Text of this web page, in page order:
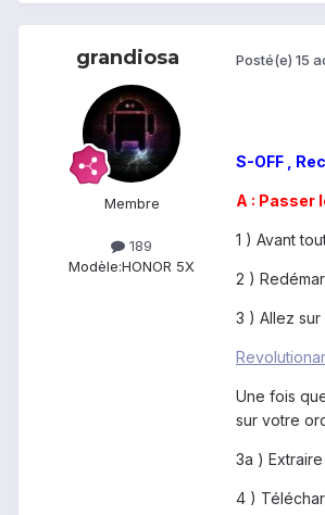
grandiosa
Membre
189
Modèle:HONOR 5X
Posté(e) 15
S-OFF ,
A : Passer
1 ) Avant
2 )
3 ) Allez
Une fois
sur votre
3a )
4 )